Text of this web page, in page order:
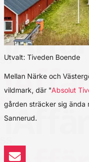
Utvalt: Tiveden Boende
Mellan Närke och
vildmark, där "Absolut
gården sträcker sig ända
Sannerud.